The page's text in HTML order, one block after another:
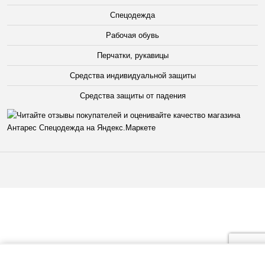
Спецодежда
Рабочая обувь
Перчатки, рукавицы
Средства индивидуальной защиты
Средства защиты от падения